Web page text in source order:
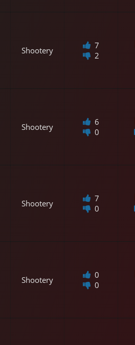
Shootery
7
2
Shootery
6
0
Shootery
7
0
Shootery
0
0